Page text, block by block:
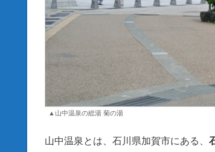
▲山中温泉の総湯 菊の湯
山中温泉とは、石川県加賀市にある、